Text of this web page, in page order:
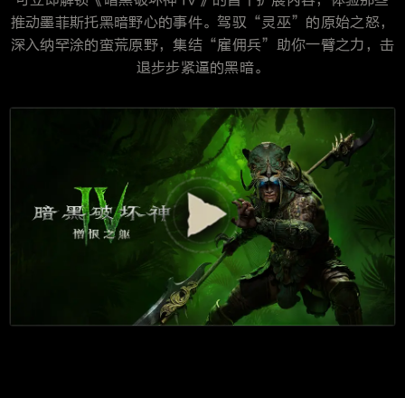
推动墨菲斯托黑暗野心的事件。驾驭“灵巫”的原始之怒，
深入纳罕涂的蛮荒原野，集结“雇佣兵”助你一臂之力，击
退步步紧逼的黑暗。